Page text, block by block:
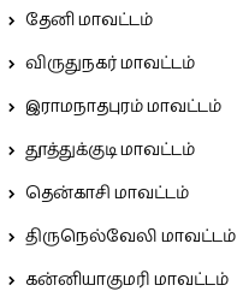
தேனி மாவட்டம்
விருதுநகர் மாவட்டம்
இராமநாதபுரம் மாவட்டம்
தூத்துக்குடி மாவட்டம்
தென்காசி மாவட்டம்
திருநெல்வேலி மாவட்டம்
கன்னியாகுமரி மாவட்டம்